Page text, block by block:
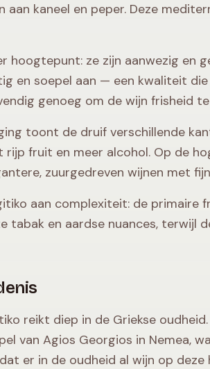
aan kaneel en peper. Deze
hoogtepunt: ze zijn aanwezig en
en soepel aan — een kwaliteit
genoeg om de wijn frisheid
toont de druif verschillende
fruit en meer alcohol. Op de
zuurgedreven wijnen met
aan complexiteit: de primaire
tabak en aardse nuances, terwijl
reikt diep in de Griekse
van Agios Georgios in Nemea,
er in de oudheid al wijn op